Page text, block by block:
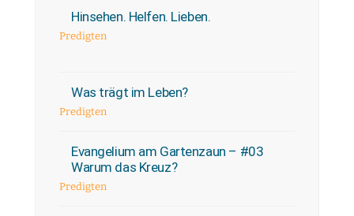
Hinsehen. Helfen. Lieben.
Predigten
Was trägt im Leben?
Predigten
Evangelium am Gartenzaun – #03
Warum das Kreuz?
Predigten